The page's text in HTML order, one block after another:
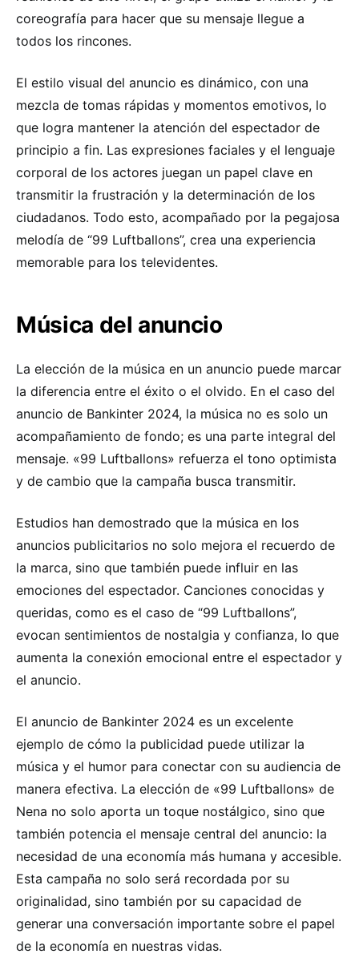
coreografía para hacer que su mensaje llegue a
todos los rincones.
El estilo visual del anuncio es dinámico, con una
mezcla de tomas rápidas y momentos emotivos, lo
que logra mantener la atención del espectador de
principio a fin. Las expresiones faciales y el lenguaje
corporal de los actores juegan un papel clave en
transmitir la frustración y la determinación de los
ciudadanos. Todo esto, acompañado por la pegajosa
melodía de “99 Luftballons”, crea una experiencia
memorable para los televidentes.
Música del anuncio
La elección de la música en un anuncio puede marcar
la diferencia entre el éxito o el olvido. En el caso del
anuncio de Bankinter 2024, la música no es solo un
acompañamiento de fondo; es una parte integral del
mensaje. «99 Luftballons» refuerza el tono optimista
y de cambio que la campaña busca transmitir.
Estudios han demostrado que la música en los
anuncios publicitarios no solo mejora el recuerdo de
la marca, sino que también puede influir en las
emociones del espectador. Canciones conocidas y
queridas, como es el caso de “99 Luftballons”,
evocan sentimientos de nostalgia y confianza, lo que
aumenta la conexión emocional entre el espectador y
el anuncio.
El anuncio de Bankinter 2024 es un excelente
ejemplo de cómo la publicidad puede utilizar la
música y el humor para conectar con su audiencia de
manera efectiva. La elección de «99 Luftballons» de
Nena no solo aporta un toque nostálgico, sino que
también potencia el mensaje central del anuncio: la
necesidad de una economía más humana y accesible.
Esta campaña no solo será recordada por su
originalidad, sino también por su capacidad de
generar una conversación importante sobre el papel
de la economía en nuestras vidas.